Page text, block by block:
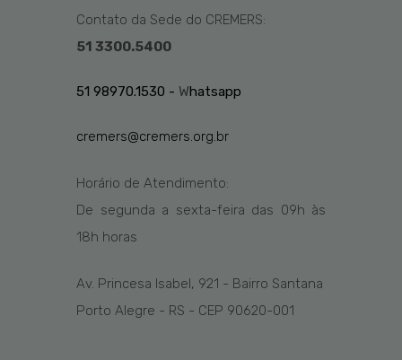
Contato da Sede do CREMERS:
51 3300.5400
51 98970.1530 - Whatsapp
cremers@cremers.org.br
Horário de Atendimento:
De segunda a sexta-feira das 09h às
18h horas
Av. Princesa Isabel, 921 - Bairro Santana
Porto Alegre - RS - CEP 90620-001